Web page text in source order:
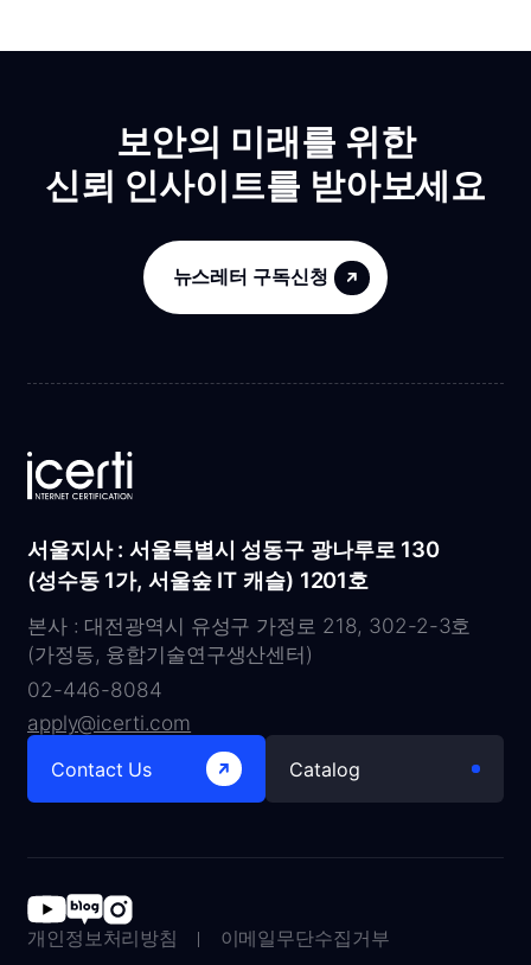
보안의 미래를 위한
신뢰 인사이트를 받아보세요
뉴스레터 구독신청
서울지사 : 서울특별시 성동구 광나루로 130
(성수동 1가, 서울숲 IT 캐슬) 1201호
본사 : 대전광역시 유성구 가정로 218, 302-2-3호
(가정동, 융합기술연구생산센터)
02-446-8084
apply@icerti.com
Contact Us Catalog
개인정보처리방침 이메일무단수집거부